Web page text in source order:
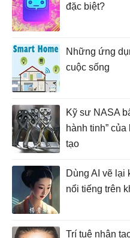
đặc biệt?
Những ứng
cuộc sống
Kỹ sư NASA
hành tinh”
tạo
Dùng AI vẽ lại
nổi tiếng trên
Trí tuệ nhân